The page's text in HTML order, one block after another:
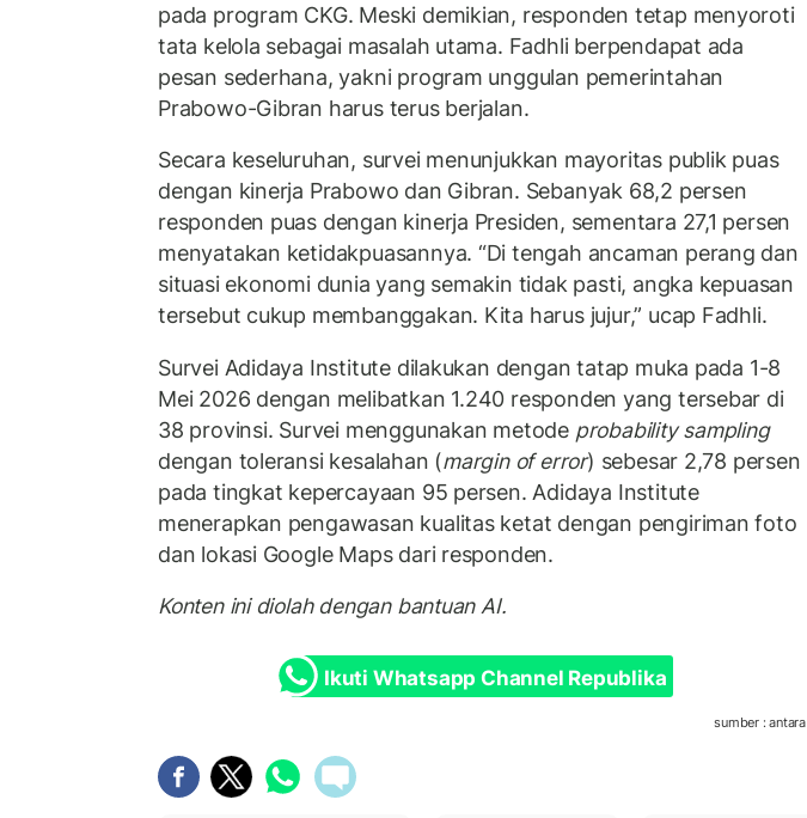
pada program CKG. Meski demikian, responden tetap menyoroti
tata kelola sebagai masalah utama. Fadhli berpendapat ada
pesan sederhana, yakni program unggulan pemerintahan
Prabowo-Gibran harus terus berjalan.
Secara keseluruhan, survei menunjukkan mayoritas publik puas
dengan kinerja Prabowo dan Gibran. Sebanyak 68,2 persen
responden puas dengan kinerja Presiden, sementara 27,1 persen
menyatakan ketidakpuasannya. “Di tengah ancaman perang dan
situasi ekonomi dunia yang semakin tidak pasti, angka kepuasan
tersebut cukup membanggakan. Kita harus jujur,” ucap Fadhli.
Survei Adidaya Institute dilakukan dengan tatap muka pada 1-8
Mei 2026 dengan melibatkan 1.240 responden yang tersebar di
38 provinsi. Survei menggunakan metode probability sampling
dengan toleransi kesalahan (margin of error) sebesar 2,78 persen
pada tingkat kepercayaan 95 persen. Adidaya Institute
menerapkan pengawasan kualitas ketat dengan pengiriman foto
dan lokasi Google Maps dari responden.
Konten ini diolah dengan bantuan AI.
Ikuti Whatsapp Channel Republika
sumber : antara